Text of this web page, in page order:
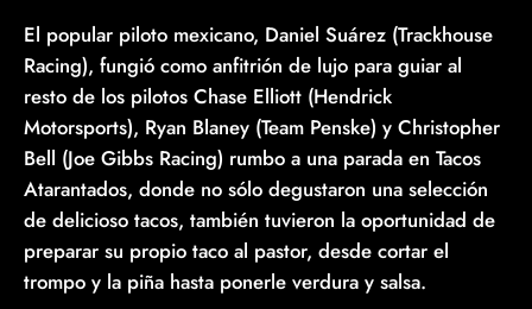
El popular piloto mexicano, Daniel Suárez (Trackhouse
Racing), fungió como anfitrión de lujo para guiar al
resto de los pilotos Chase Elliott (Hendrick
Motorsports), Ryan Blaney (Team Penske) y Christopher
Bell (Joe Gibbs Racing) rumbo a una parada en Tacos
Atarantados, donde no sólo degustaron una selección
de delicioso tacos, también tuvieron la oportunidad de
preparar su propio taco al pastor, desde cortar el
trompo y la piña hasta ponerle verdura y salsa.